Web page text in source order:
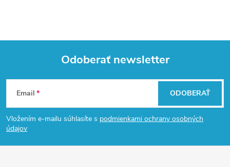
Z
á
p
Odoberať newsletter
Email
Vložením e-mailu súhlasíte s podmienkami ochrany osobných
údajov
ODOBERAŤ